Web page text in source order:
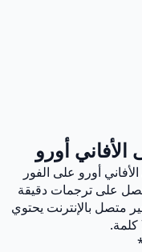
أورو
أورو على الفور
احصل على ترجمات دقيقة
متصل بالإنترنت يحتوي